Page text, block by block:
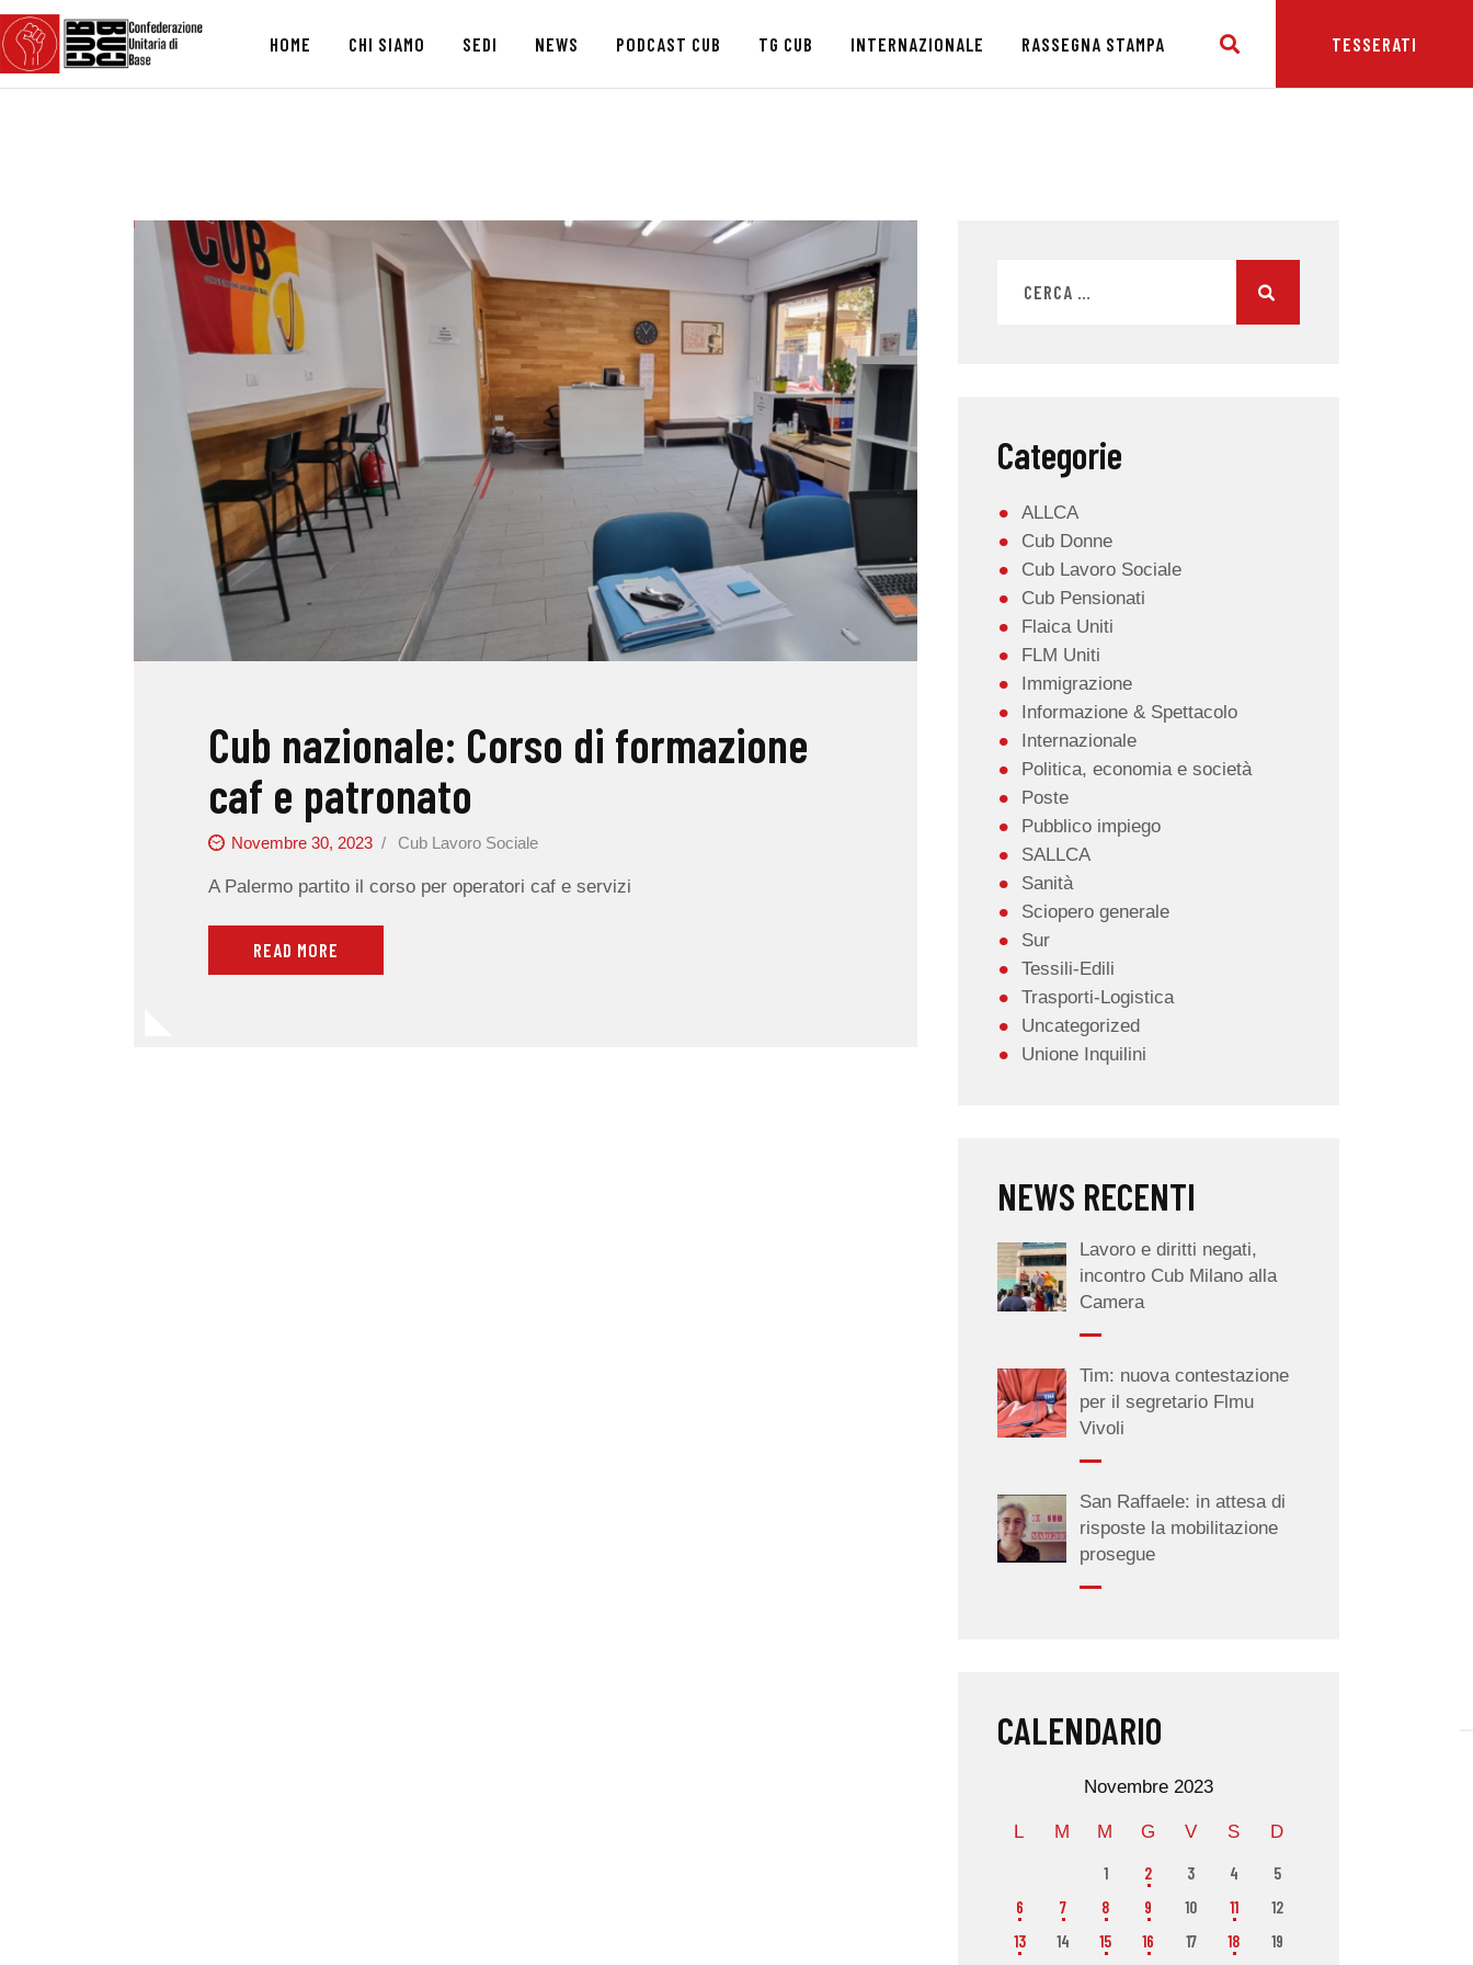
HOME CHI SIAMO SEDI NEWS PODCAST CUB TG CUB INTERNAZIONALE RASSEGNA STAMPA TESSERATI
HOME
CHI SIAMO
NEWS
PODCAST CUB
TG CUB
INTERNAZIONALE
RASSEGNA STAMPA
Cub nazionale: Corso di formazione
caf e patronato
Novembre 30, 2023 Cub Lavoro Sociale
A Palermo partito il corso per operatori caf e servizi
READ MORE
Categorie
ALLCA
Cub Donne
Cub Lavoro Sociale
Cub Pensionati
Flaica Uniti
FLM Uniti
Immigrazione
Informazione & Spettacolo
Internazionale
Politica, economia e società
Poste
Pubblico impiego
SALLCA
Sanità
Sciopero generale
Sur
Tessili-Edili
Trasporti-Logistica
Uncategorized
Unione Inquilini
NEWS RECENTI
Lavoro e diritti negati,
incontro Cub Milano alla
Camera
Tim: nuova contestazione
per il segretario Flmu
Vivoli
San Raffaele: in attesa di
risposte la mobilitazione
prosegue
CALENDARIO
Novembre 2023
L M M G V S D
1 2 3 4
5
6
7 8 9 10 11
12
13
14 15 16 17 18
19